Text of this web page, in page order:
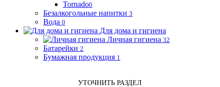
Tornado0
Безалкогольные напитки 3
Вода 0
Для дома и гигиена
Личная гигиена 32
Батарейки 2
Бумажная продукция 1
УТОЧНИТЬ РАЗДЕЛ